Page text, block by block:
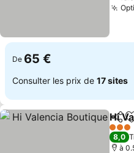
De 65 €
Consulter les prix de 17 sites
Hi
3
8,0
à